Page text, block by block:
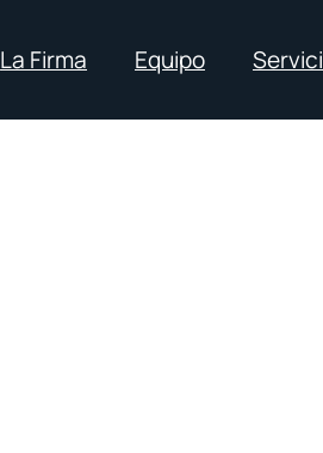
La Firma Equipo